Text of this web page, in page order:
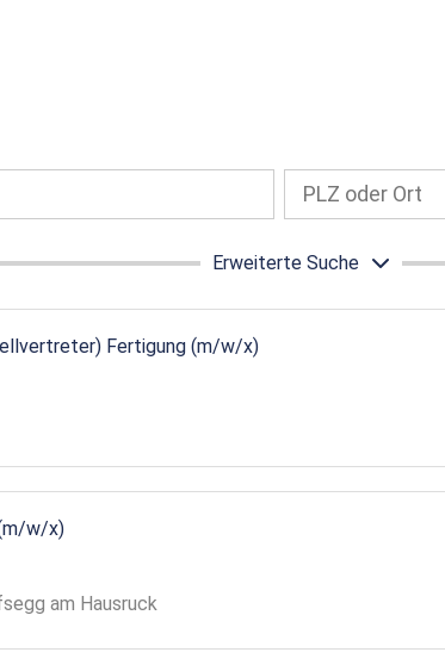
Erweiterte Suche
Fertigung (m/w/x)
w/x)
am Hausruck